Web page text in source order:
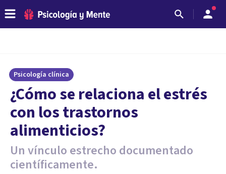
Psicología clínica
¿Cómo se relaciona el estrés
con los trastornos
alimenticios?
Un vínculo estrecho documentado
científicamente.